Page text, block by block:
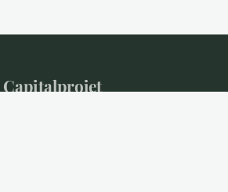
Capitalprojet